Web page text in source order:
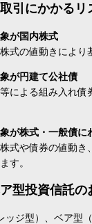
引にかかるリ
が国内株式
式の値動きによ
が円建て公社債
による組み入れ
が株式・一般債
式や債券の値動
す。
型投資信託
ッジ型）、ベア型